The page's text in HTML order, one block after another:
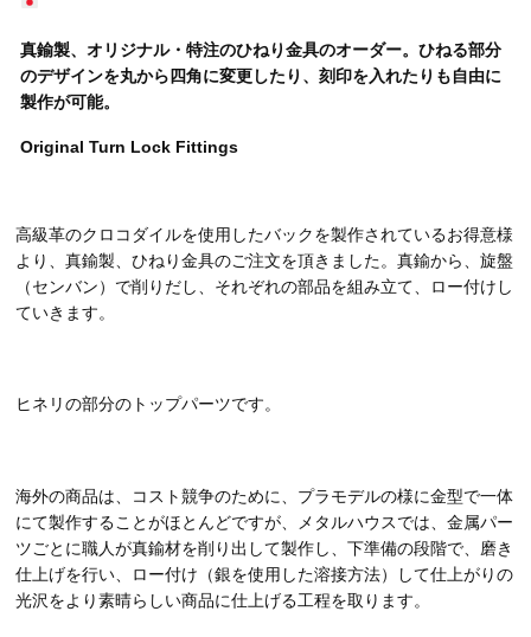
真鍮製、オリジナル・特注のひねり金具のオーダー。ひねる部分
のデザインを丸から四角に変更したり、刻印を入れたりも自由に
製作が可能。
Original Turn Lock Fittings
高級革のクロコダイルを使用したバックを製作されているお得意様
より、真鍮製、ひねり金具のご注文を頂きました。真鍮から、旋盤
（センバン）で削りだし、それぞれの部品を組み立て、ロー付けし
ていきます。
ヒネリの部分のトップパーツです。
海外の商品は、コスト競争のために、プラモデルの様に金型で一体
にて製作することがほとんどですが、メタルハウスでは、金属パー
ツごとに職人が真鍮材を削り出して製作し、下準備の段階で、磨き
仕上げを行い、ロー付け（銀を使用した溶接方法）して仕上がりの
光沢をより素晴らしい商品に仕上げる工程を取ります。